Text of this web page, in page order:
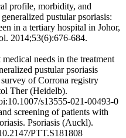
profile, morbidity, and
pustular psoriasis:
in a tertiary hospital in Johor,
2014;53(6):676-684.
needs in the treatment
pustular psoriasis
of Corrona registry
Ther (Heidelb).
s13555-021-00493-0
screening of patients with
Psoriasis (Auckl).
PTT.S181808